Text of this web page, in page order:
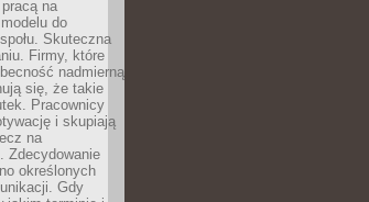
na
do
Skuteczna
Firmy, które
nadmierną
się, że takie
Pracownicy
i skupiają
na
Zdecydowanie
określonych
Gdy